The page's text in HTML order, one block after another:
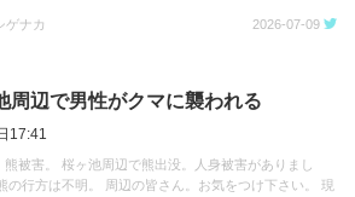
ゲナカ 2026-07-09
周辺で男性がクマに襲われる
17:41
熊被害。 桜ヶ池周辺で熊出没。人身被害がありまし
の行方は不明。 周辺の皆さん。お気をつけ下さい。 現